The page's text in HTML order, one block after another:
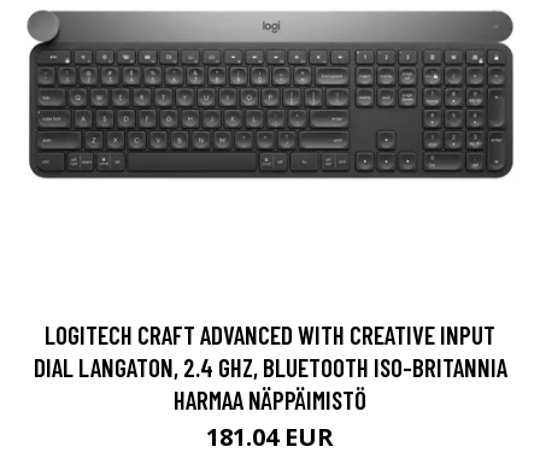
LOGITECH CRAFT ADVANCED WITH CREATIVE INPUT
DIAL LANGATON, 2.4 GHZ, BLUETOOTH ISO-BRITANNIA
HARMAA NÄPPÄIMISTÖ
181.04 EUR